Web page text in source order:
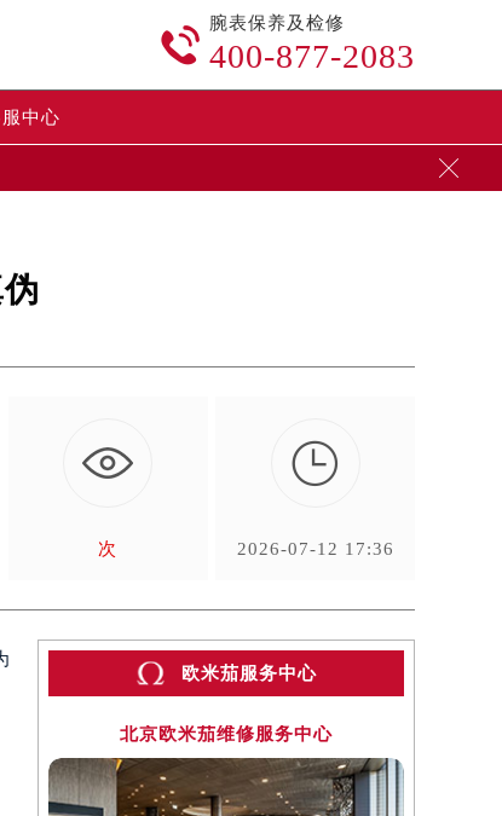

腕表保养及检修
400-877-2083
中心

次

2026-07-12 17:36
欧米茄服务中心
北京欧米茄维修服务中心